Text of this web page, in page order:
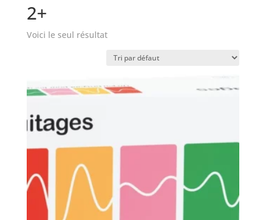
2+
Voici le seul résultat